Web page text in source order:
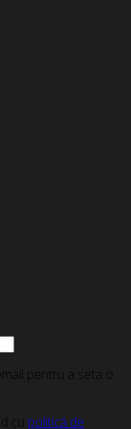
pentru a seta o
cu politică de